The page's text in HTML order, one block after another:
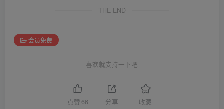
THE END
会员免费
喜欢就支持一下吧
点赞 66 分享 收藏